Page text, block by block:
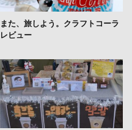
また、旅しよう。クラフトコーラ
レビュー